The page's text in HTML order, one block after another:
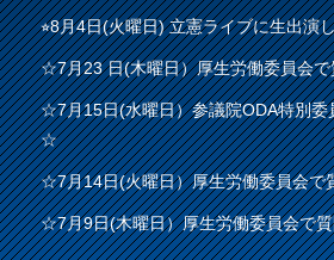
⭐︎8月4日(火曜日) 立憲ライブに生出演
☆7月23 日(木曜日）厚生労働委員会
☆7月15日(水曜日）参議院ODA特別委
☆
☆7月14日(火曜日）厚生労働委員会で
☆7月9日(木曜日）厚生労働委員会で